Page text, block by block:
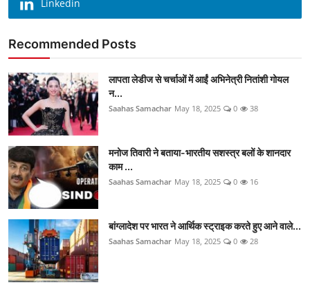
Linkedin
Recommended Posts
लापता लेडीज से चर्चाओं में आईं अभिनेत्री नितांशी गोयल
न...
Saahas Samachar May 18, 2025 0 38
मनोज तिवारी ने बताया-भारतीय सशस्त्र बलों के शानदार
काम ...
Saahas Samachar May 18, 2025 0 16
बांग्लादेश पर भारत ने आर्थिक स्ट्राइक करते हुए आने वाले...
Saahas Samachar May 18, 2025 0 28